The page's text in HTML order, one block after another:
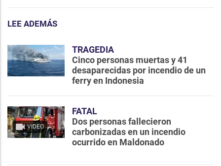
LEE ADEMÁS
TRAGEDIA
Cinco personas muertas y 41
desaparecidas por incendio de un
ferry en Indonesia
VIDEO
FATAL
Dos personas fallecieron
carbonizadas en un incendio
ocurrido en Maldonado